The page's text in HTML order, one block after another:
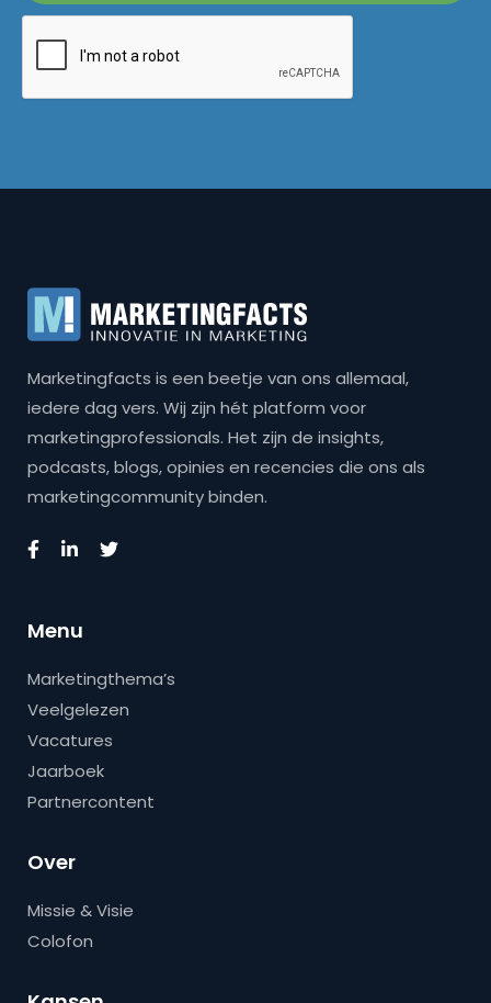
Marketingfacts is een beetje van ons allemaal,
iedere dag vers. Wij zijn hét platform voor
marketingprofessionals. Het zijn de insights,
podcasts, blogs, opinies en recencies die ons als
marketingcommunity binden.
Menu
Marketingthema’s
Veelgelezen
Vacatures
Jaarboek
Partnercontent
Over
Missie & Visie
Colofon